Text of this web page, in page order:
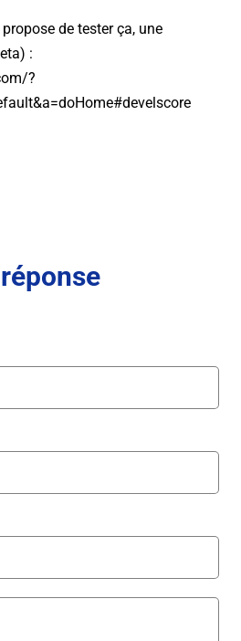
de tester ça, une
:
?